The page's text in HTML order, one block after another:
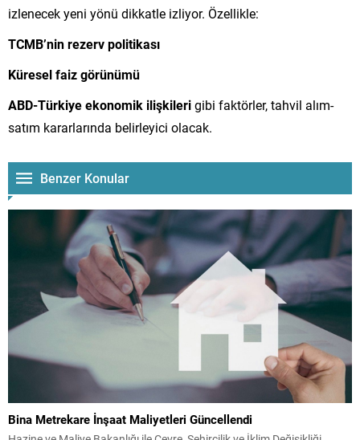
izlenecek yeni yönü dikkatle izliyor. Özellikle:
TCMB’nin rezerv politikası
Küresel faiz görünümü
ABD-Türkiye ekonomik ilişkilerigibi faktörler, tahvil alım-
satım kararlarında belirleyici olacak.
Benzer Konular
Bina Metrekare İnşaat Maliyetleri Güncellendi